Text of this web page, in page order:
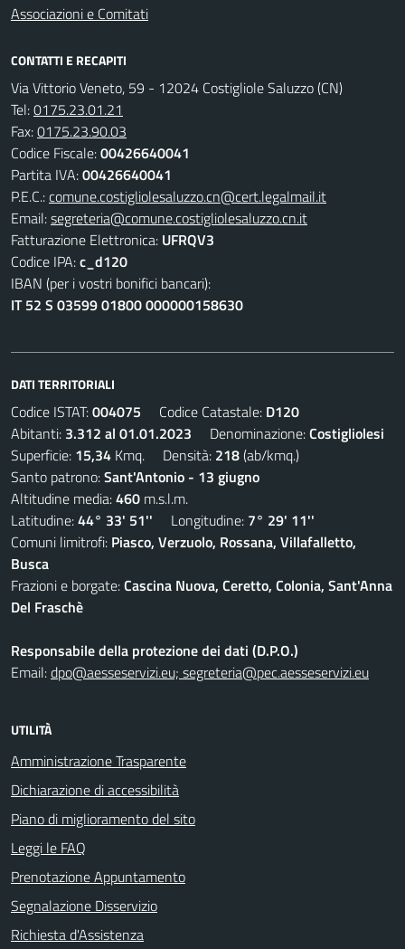
Associazioni e Comitati
CONTATTI E RECAPITI
Via Vittorio Veneto, 59 - 12024 Costigliole Saluzzo (CN)
Tel:0175.23.01.21
Fax:0175.23.90.03
Codice Fiscale:00426640041
Partita IVA:00426640041
P.E.C.:comune.costigliolesaluzzo.cn@cert.legalmail.it
Email:segreteria@comune.costigliolesaluzzo.cn.it
Fatturazione Elettronica: UFRQV3
Codice IPA:c_d120
IBAN (per i vostri bonifici bancari):
IT 52 S 03599 01800 000000158630
DATI TERRITORIALI
Codice ISTAT:004075 Codice Catastale: D120
Abitanti: 3.312 al 01.01.2023 Denominazione:Costigliolesi
Superficie: 15,34 Kmq. Densità: 218(ab/kmq.)
Santo patrono:Sant'Antonio - 13 giugno
Altitudine media:460 m.s.l.m.
Latitudine:44° 33' 51'' Longitudine: 7° 29' 11''
Comuni limitrofi: Piasco, Verzuolo, Rossana, Villafalletto,
Busca
Frazioni e borgate:Cascina Nuova, Ceretto, Colonia, Sant'Anna
Del Fraschè
Responsabile della protezione dei dati (D.P.O.)
Email:dpo@aesseservizi.eu; segreteria@pec.aesseservizi.eu
UTILITÀ
Amministrazione Trasparente
Dichiarazione di accessibilità
Piano di miglioramento del sito
Leggi le FAQ
Prenotazione Appuntamento
Segnalazione Disservizio
Richiesta d'Assistenza